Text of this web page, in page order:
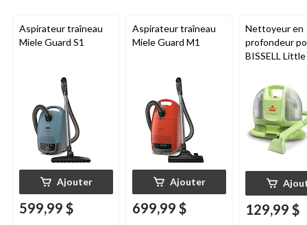
Aspirateur traîneau
Miele Guard S1
Ajouter
599,99 $
Aspirateur traîneau
Miele Guard M1
Ajouter
699,99 $
Nettoyeur en
profondeur
BISSELL
tapis et tissus
129,99 $